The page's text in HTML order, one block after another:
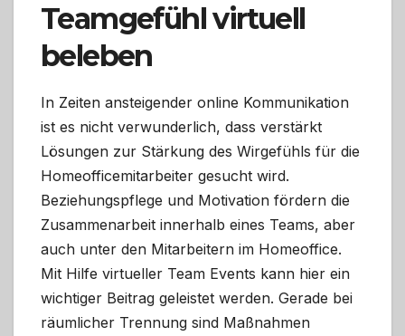
Teamgefühl virtuell
beleben
In Zeiten ansteigender online Kommunikation
ist es nicht verwunderlich, dass verstärkt
Lösungen zur Stärkung des Wirgefühls für die
Homeofficemitarbeiter gesucht wird.
Beziehungspflege und Motivation fördern die
Zusammenarbeit innerhalb eines Teams, aber
auch unter den Mitarbeitern im Homeoffice.
Mit Hilfe virtueller Team Events kann hier ein
wichtiger Beitrag geleistet werden. Gerade bei
räumlicher Trennung sind Maßnahmen